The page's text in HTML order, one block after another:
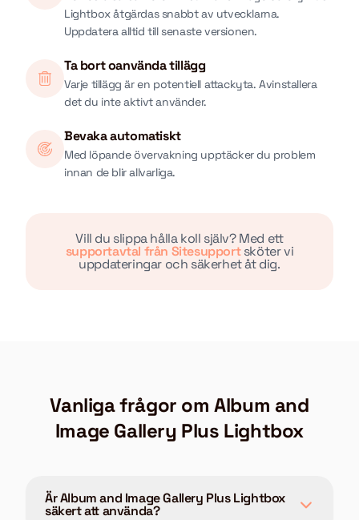
Lightbox åtgärdas snabbt av utvecklarna.
Uppdatera alltid till senaste versionen.
Ta bort oanvända tillägg
Varje tillägg är en potentiell attackyta. Avinstallera
det du inte aktivt använder.
Bevaka automatiskt
Med löpande övervakning upptäcker du problem
innan de blir allvarliga.
Vill du slippa hålla koll själv? Med ett
supportavtal från Sitesupportsköter vi
uppdateringar och säkerhet åt dig.
Vanliga frågor om Album and
Image Gallery Plus Lightbox
Är Album and Image Gallery Plus Lightbox
säkert att använda?